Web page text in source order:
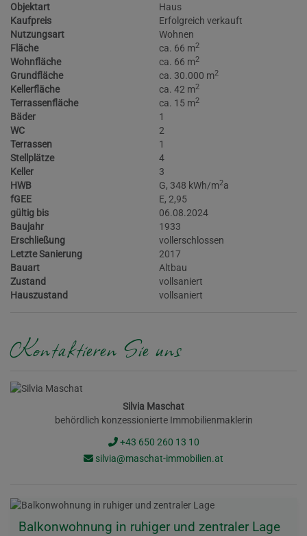
Objektart
Haus
Kaufpreis
Erfolgreich verkauft
Nutzungsart
Wohnen
Fläche
ca. 66 m2
Wohnfläche ca. 66 m2
Grundfläche ca. 30.000 m2
Kellerfläche ca. 42 m2
Terrassenfläche ca. 15 m2
Bäder
1
WC
2
Terrassen
1
Stellplätze
4
Keller
3
HWB
G, 348 kWh/m2a
fGEE
E, 2,95
gültig bis
06.08.2024
Baujahr
1933
Erschließung
vollerschlossen
Letzte Sanierung
2017
Bauart
Altbau
Zustand
vollsaniert
Hauszustand
vollsaniert
Kontaktieren Sie uns
Silvia Maschat
behördlich konzessionierte Immobilienmaklerin
+43 650 260 13 10
silvia@maschat-immobilien.at
Balkonwohnung in ruhiger und zentraler Lage